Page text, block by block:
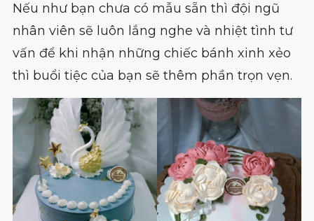
Nếu như bạn chưa có mẫu sẵn thì đội ngũ
nhân viên sẽ luôn lắng nghe và nhiệt tình tư
vấn để khi nhận những chiếc bánh xinh xẻo
thì buổi tiệc của bạn sẽ thêm phần trọn vẹn.